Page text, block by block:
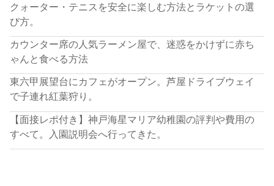
クォーター・テニスを安全に楽しむ方法とラケットの選
び方。
カウンター席の人気ラーメン屋で、迷惑をかけずに赤ち
ゃんと食べる方法
東六甲展望台にカフェがオープン。芦屋ドライブウェイ
で子連れ紅葉狩り。
【面接レポ付き】神戸海星マリア幼稚園の評判や費用の
すべて。入園説明会へ行ってきた。